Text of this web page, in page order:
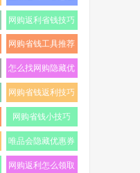
选 (56)
网购返利省钱技巧
(35)
网购省钱工具推荐
(24)
怎么找网购隐藏优
惠券 (21)
网购省钱返利技巧
(19)
网购省钱小技巧
(18)
唯品会隐藏优惠券
怎么找 (17)
网购返利怎么领取